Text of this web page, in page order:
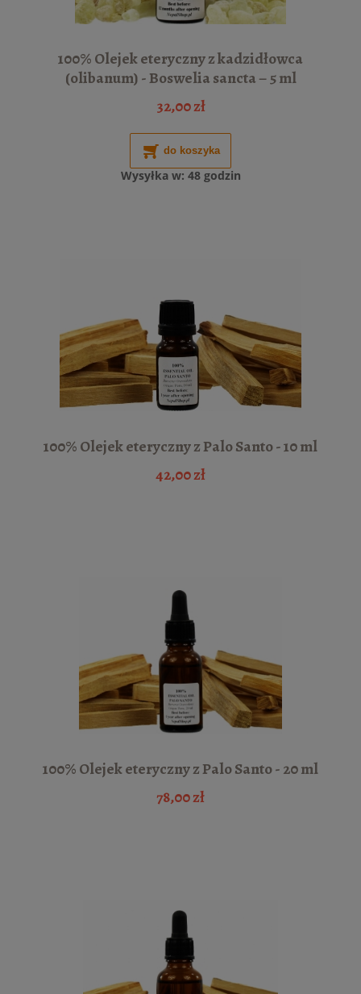
100% Olejek eteryczny z kadzidłowca
(olibanum) - Boswelia sancta – 5 ml
32,00 zł
do koszyka
Wysyłka w: 48 godzin
100% Olejek eteryczny z Palo Santo - 10 ml
42,00 zł
100% Olejek eteryczny z Palo Santo - 20 ml
78,00 zł